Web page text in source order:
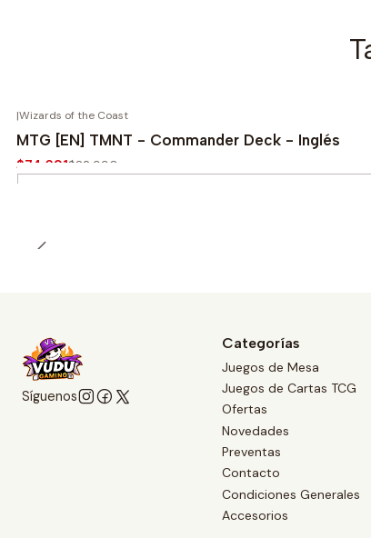
-10%
|Wizards of the Coast
MTG [EN] TMNT - Commander Deck - Inglés
$74.691$82.990
Síguenos
Categorías
Juegos de Mesa
Juegos de Cartas TCG
Ofertas
Novedades
Preventas
Contacto
Condiciones Generales
Accesorios